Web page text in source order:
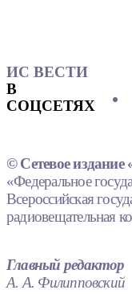
ИС ВЕСТИ
В
СОЦСЕТЯХ
© Сетевое издание
«Федеральное
Всероссийская
радиовещательная
Главный редактор
А. А. Филипповский